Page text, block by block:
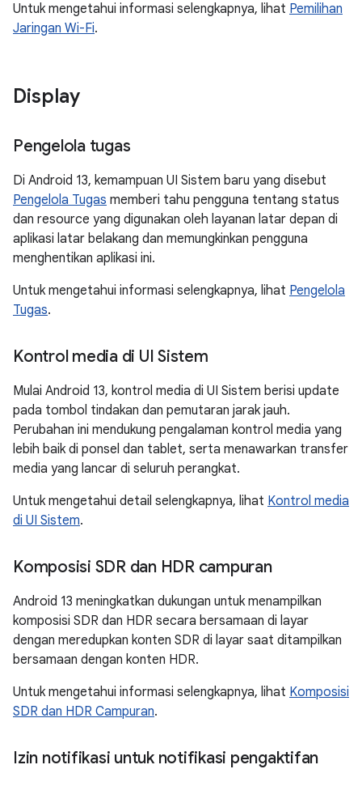
Untuk mengetahui informasi selengkapnya, lihat Pemilihan
Jaringan Wi-Fi.
Display
Pengelola tugas
Di Android 13, kemampuan UI Sistem baru yang disebut
Pengelola Tugas memberi tahu pengguna tentang status
dan resource yang digunakan oleh layanan latar depan di
aplikasi latar belakang dan memungkinkan pengguna
menghentikan aplikasi ini.
Untuk mengetahui informasi selengkapnya, lihat Pengelola
Tugas.
Kontrol media di UI Sistem
Mulai Android 13, kontrol media di UI Sistem berisi update
pada tombol tindakan dan pemutaran jarak jauh.
Perubahan ini mendukung pengalaman kontrol media yang
lebih baik di ponsel dan tablet, serta menawarkan transfer
media yang lancar di seluruh perangkat.
Untuk mengetahui detail selengkapnya, lihat Kontrol media
di UI Sistem.
Komposisi SDR dan HDR campuran
Android 13 meningkatkan dukungan untuk menampilkan
komposisi SDR dan HDR secara bersamaan di layar
dengan meredupkan konten SDR di layar saat ditampilkan
bersamaan dengan konten HDR.
Untuk mengetahui informasi selengkapnya, lihat Komposisi
SDR dan HDR Campuran.
Izin notifikasi untuk notifikasi pengaktifan